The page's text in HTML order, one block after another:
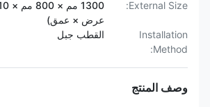
External Size:
عرض × عمق)
Installation
Method:
القطب جبل
وصف المنتج